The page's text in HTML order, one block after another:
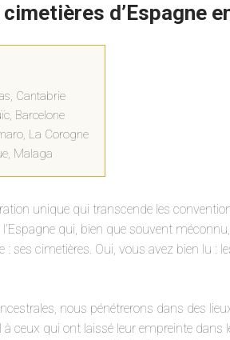
d’Espagne
Cantabrie
Barcelone
La Corogne
Malaga
unique qui transcende les
qui, bien que souvent
: ses cimetières. Oui, vous avez bien lu :
nous pénétrerons dans des
ceux qui ont laissé leur empreinte dans